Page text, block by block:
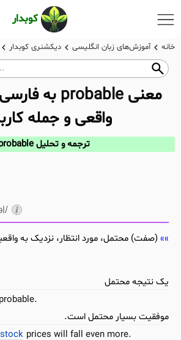
کوبدار
خانه آموزش‌های زبان انگلیسی دیکشنری کوبدار
معنی probable به
واقعی و جمله
ترجمه و تحلیل probable
(صفت) محتمل، مورد انتظار، نزدیک به
یک نتیجه محتمل
موفقیت بسیار محتمل است.
stock prices will fall even more.